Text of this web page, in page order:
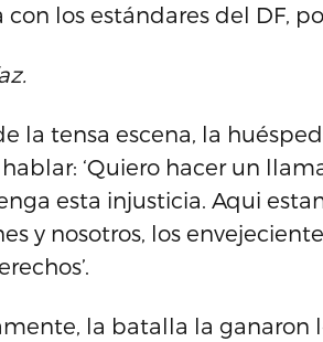
los estándares del DF,
la tensa escena, la
‘Quiero hacer un
esta injusticia. Aqui
y nosotros, los
la batalla la ganaron